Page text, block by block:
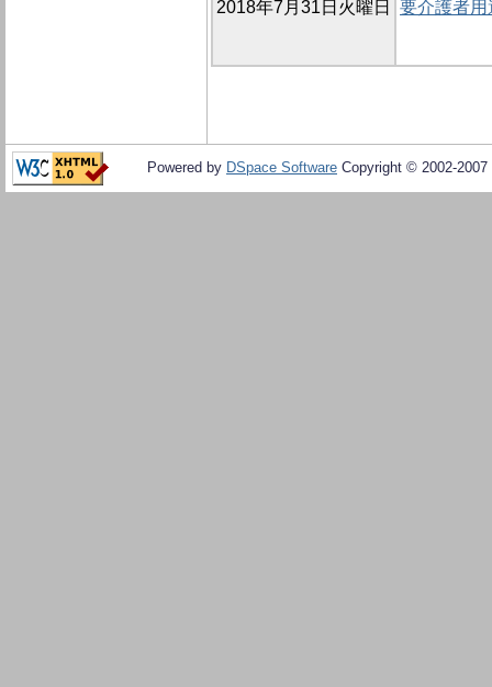
2018年7月31日火曜日 要介護者
Powered by DSpace Software Copyright © 2002-2007